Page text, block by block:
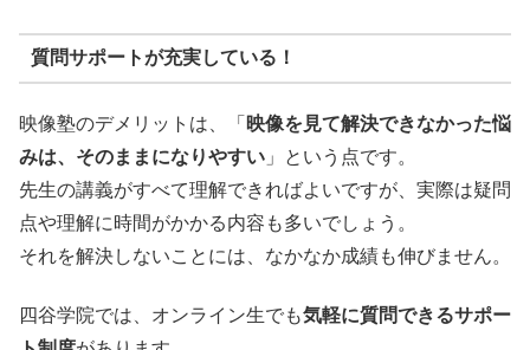
質問サポートが充実している！
映像塾のデメリットは、「 映像を見て解決できなかった悩
みは、そのままになりやすい 」という点です。
先生の講義がすべて理解できればよいですが、実際は疑問
点や理解に時間がかかる内容も多いでしょう。
それを解決しないことには、なかなか成績も伸びません。
四谷学院では、オンライン生でも気軽に質問できるサポー